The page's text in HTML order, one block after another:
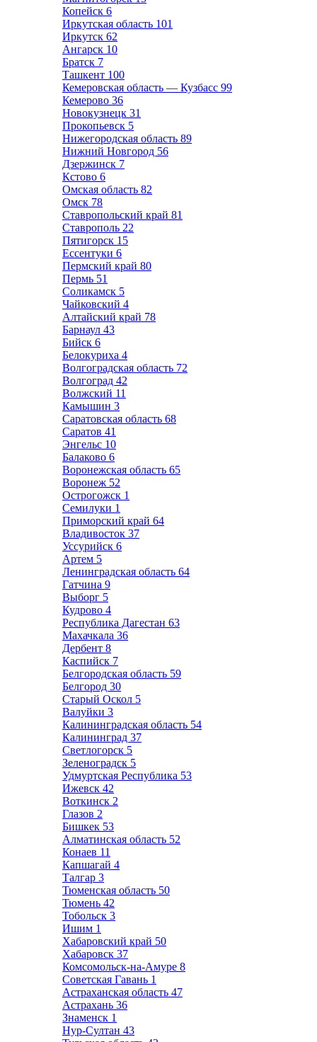
Копейск 6
Иркутская область 101
Иркутск 62
Ангарск 10
Братск 7
Ташкент 100
Кемеровская область — Кузбасс 99
Кемерово 36
Новокузнецк 31
Прокопьевск 5
Нижегородская область 89
Нижний Новгород 56
Дзержинск 7
Кстово 6
Омская область 82
Омск 78
Ставропольский край 81
Ставрополь 22
Пятигорск 15
Ессентуки 6
Пермский край 80
Пермь 51
Соликамск 5
Чайковский 4
Алтайский край 78
Барнаул 43
Бийск 6
Белокуриха 4
Волгоградская область 72
Волгоград 42
Волжский 11
Камышин 3
Саратовская область 68
Саратов 41
Энгельс 10
Балаково 6
Воронежская область 65
Воронеж 52
Острогожск 1
Семилуки 1
Приморский край 64
Владивосток 37
Уссурийск 6
Артем 5
Ленинградская область 64
Гатчина 9
Выборг 5
Кудрово 4
Республика Дагестан 63
Махачкала 36
Дербент 8
Каспийск 7
Белгородская область 59
Белгород 30
Старый Оскол 5
Валуйки 3
Калининградская область 54
Калининград 37
Светлогорск 5
Зеленоградск 5
Удмуртская Республика 53
Ижевск 42
Воткинск 2
Глазов 2
Бишкек 53
Алматинская область 52
Конаев 11
Капшагай 4
Талгар 3
Тюменская область 50
Тюмень 42
Тобольск 3
Ишим 1
Хабаровский край 50
Хабаровск 37
Комсомольск-на-Амуре 8
Советская Гавань 1
Астраханская область 47
Астрахань 36
Знаменск 1
Нур-Султан 43